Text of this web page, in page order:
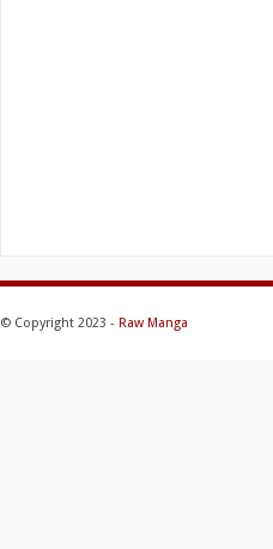
© Copyright 2023 - Raw Manga